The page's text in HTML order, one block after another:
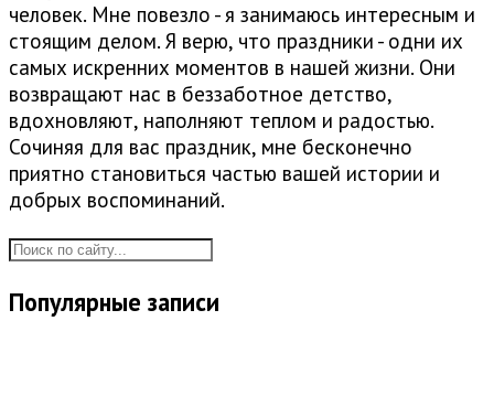
человек. Мне повезло - я занимаюсь интересным и
стоящим делом. Я верю, что праздники - одни их
самых искренних моментов в нашей жизни. Они
возвращают нас в беззаботное детство,
вдохновляют, наполняют теплом и радостью.
Сочиняя для вас праздник, мне бесконечно
приятно становиться частью вашей истории и
добрых воспоминаний.
Популярные записи